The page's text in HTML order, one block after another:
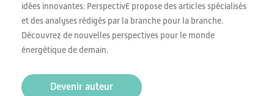
idées innovantes: PerspectivE propose des articles spécialisés
et des analyses rédigés par la branche pour la branche.
Découvrez de nouvelles perspectives pour le monde
énergétique de demain.
Devenir auteur